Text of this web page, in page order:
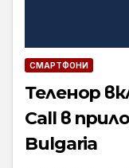
СМАРТФОНИ
Теленор
Call в
Bulgaria